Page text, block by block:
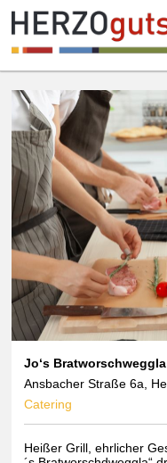
Jo‘s Bratworschweggla
Ansbacher Straße 6a,
Catering
Heißer Grill, ehrlicher